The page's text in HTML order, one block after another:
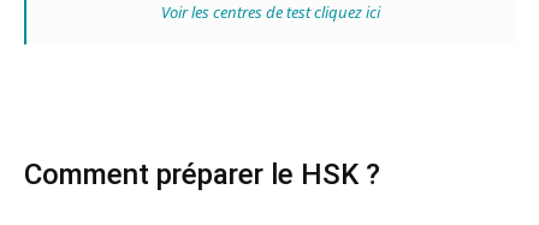
Voir les centres de test cliquez ici
Comment préparer le HSK ?